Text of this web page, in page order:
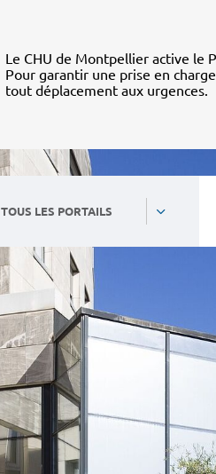
Le CHU de Montpellier active le
Pour garantir une prise en
tout déplacement aux urgences.
TOUS LES PORTAILS